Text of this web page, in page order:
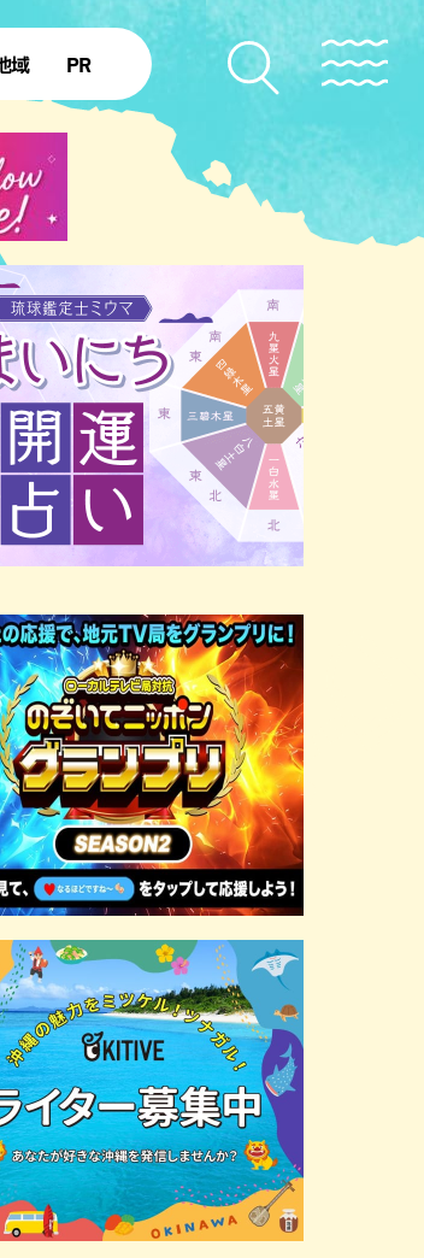
域
島北部
島南部 先島諸島
部離島
PR
キャンプ場 アナウンサーズ 復帰を知る